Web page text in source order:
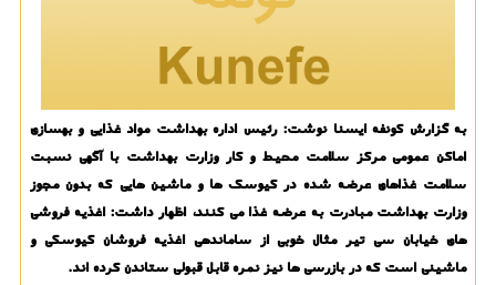
به گزارش كونفه ایسنا نوشت: رئیس اداره بهداشت مواد غذایی و بهسازی
اماكن عمومی مركز سلامت محیط و كار وزارت بهداشت با آگهی نسبت
سلامت غذاهای عرضه شده در كیوسك ها و ماشین هایی كه بدون مجوز
وزارت بهداشت مبادرت به عرضه غذا می كنند، اظهار داشت: اغذیه فروشی
های خیابان سی تیر مثال خوبی از ساماندهی اغذیه فروشان كیوسكی و
ماشینی است كه در بازرسی ها نیز نمره قابل قبولی ستاندن كرده اند.